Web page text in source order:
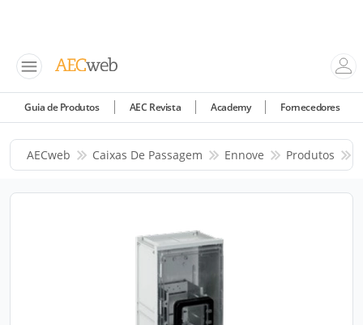
Guia de Produtos AEC Revista Academy Fornecedores
AECweb Caixas De Passagem Ennove Produtos